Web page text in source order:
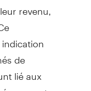
revenu,
de
lié aux